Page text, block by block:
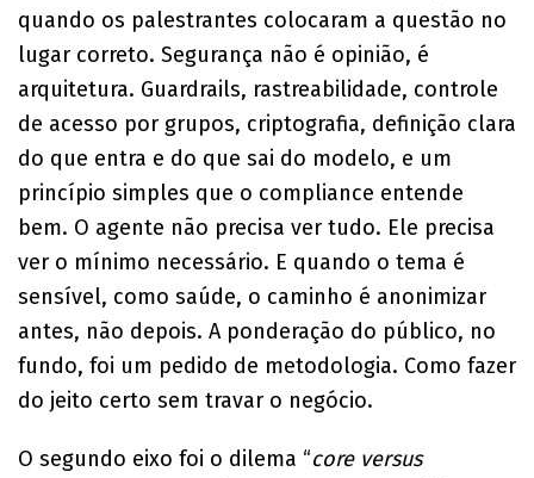
quando os palestrantes colocaram a questão no
lugar correto. Segurança não é opinião, é
arquitetura. Guardrails, rastreabilidade, controle
de acesso por grupos, criptografia, definição clara
do que entra e do que sai do modelo, e um
princípio simples que o compliance entende
bem. O agente não precisa ver tudo. Ele precisa
ver o mínimo necessário. E quando o tema é
sensível, como saúde, o caminho é anonimizar
antes, não depois. A ponderação do público, no
fundo, foi um pedido de metodologia. Como fazer
do jeito certo sem travar o negócio.
O segundo eixo foi o dilema “core versus